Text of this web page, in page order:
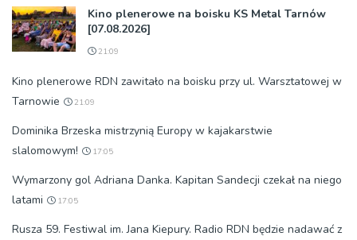
Kino plenerowe na boisku KS Metal Tarnów
[07.08.2026]
21:09
Kino plenerowe RDN zawitało na boisku przy ul. Warsztatowej w
Tarnowie
21:09
Dominika Brzeska mistrzynią Europy w kajakarstwie
slalomowym!
17:05
Wymarzony gol Adriana Danka. Kapitan Sandecji czekał na niego
latami
17:05
Rusza 59. Festiwal im. Jana Kiepury. Radio RDN będzie nadawać z